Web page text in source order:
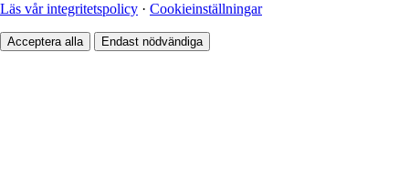
Läs vår integritetspolicy · Cookieinställningar
Acceptera alla Endast nödvändiga